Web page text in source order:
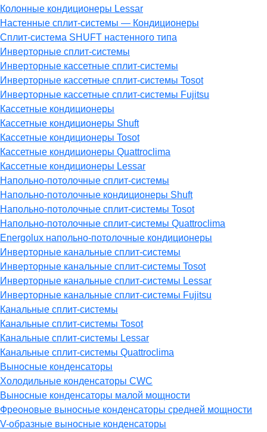
Колонные кондиционеры Lessar
Настенные cплит-системы — Кондиционеры
Сплит-система SHUFT настенного типа
Инверторные сплит-системы
Инверторные кассетные сплит-системы
Инверторные кассетные сплит-системы Tosot
Инверторные кассетные сплит-системы Fujitsu
Кассетные кондиционеры
Кассетные кондиционеры Shuft
Кассетные кондиционеры Tosot
Кассетные кондиционеры Quattroclima
Кассетные кондиционеры Lessar
Напольно-потолочные сплит-системы
Напольно-потолочные кондиционеры Shuft
Напольно-потолочные сплит-системы Tosot
Напольно-потолочные сплит-системы Quattroclima
Energolux напольно-потолочные кондиционеры
Инверторные канальные сплит-системы
Инверторные канальные сплит-системы Tosot
Инверторные канальные сплит-системы Lessar
Инверторные канальные сплит-системы Fujitsu
Канальные сплит-системы
Канальные сплит-системы Tosot
Канальные сплит-системы Lessar
Канальные сплит-системы Quattroclima
Выносные конденсаторы
Холодильные конденсаторы CWC
Выносные конденсаторы малой мощности
Фреоновые выносные конденсаторы средней мощности
V-образные выносные конденсаторы